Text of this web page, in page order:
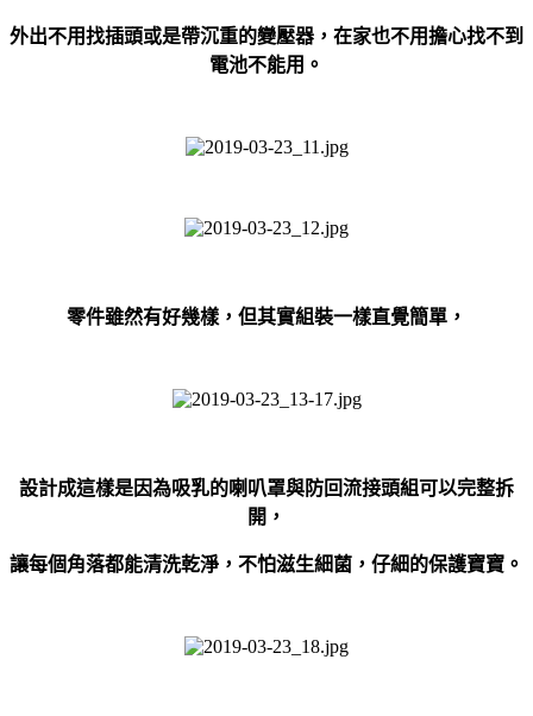
外出不用找插頭或是帶沉重的變壓器，在家也不用擔心找不到
電池不能用。
零件雖然有好幾樣，但其實組裝一樣直覺簡單，
設計成這樣是因為吸乳的喇叭罩與防回流接頭組可以完整拆
開，
讓每個角落都能清洗乾淨，不怕滋生細菌，仔細的保護寶寶。